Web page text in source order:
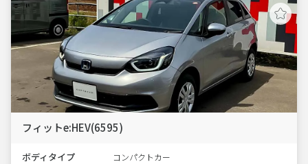
フィットe:HEV(6595)
ボディタイプ コンパクトカー